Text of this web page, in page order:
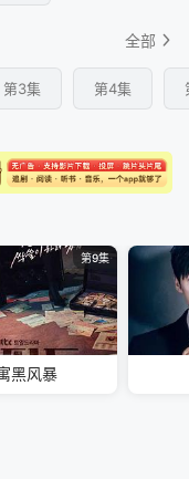
全部
第3集 第4集
第9集
黑风暴